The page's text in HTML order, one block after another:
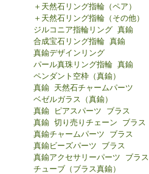
＋天然石リング指輪（ペア）
＋天然石リング指輪（その他）
ジルコニア指輪リング 真鍮
合成宝石リング指輪 真鍮
真鍮デザインリング
パール真珠リング指輪 真鍮
ペンダント空枠（真鍮）
真鍮 天然石チャームパーツ
ベゼルガラス（真鍮）
真鍮 ピアスパーツ ブラス
真鍮 切り売りチェーン ブラス
真鍮チャームパーツ ブラス
真鍮ビーズパーツ ブラス
真鍮アクセサリーパーツ ブラス
チューブ（ブラス真鍮）